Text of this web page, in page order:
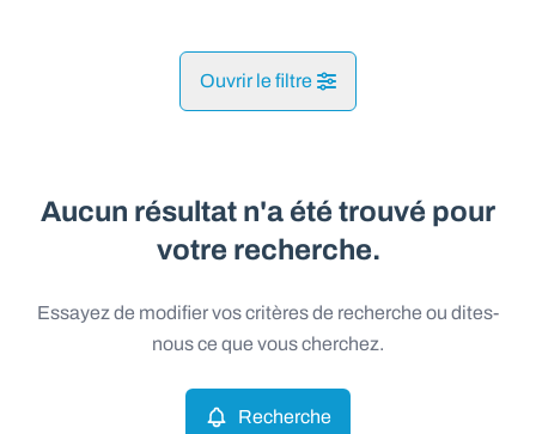
Ouvrir le filtre
Agimont (5544) Remove
Terrain Remove
Vue de la carte
Recherche Trier par
Aucun résultat n'a été trouvé pour
votre recherche.
Essayez de modifier vos critères de recherche ou dites-
nous ce que vous cherchez.
Recherche